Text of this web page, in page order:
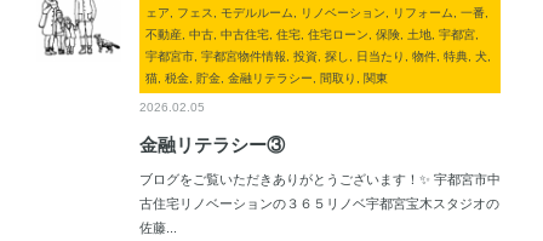
ェア, フェス, モデルルーム, リノベーション, リフォーム, 一番,
不動産, 中古, 中古住宅, 住宅, 住宅ローン, 保険, 土地, 宇都宮,
宇都宮市, 宇都宮物件情報, 投資, 探し, 日当たり, 物件, 特典, 犬,
猫, 税金, 貯金, 金融リテラシー, 間取り, 関東
2026.02.05
金融リテラシー③
ブログをご覧いただきありがとうございます！✨ 宇都宮市中
古住宅リノベーションの３６５リノベ宇都宮宝木スタジオの
佐藤...